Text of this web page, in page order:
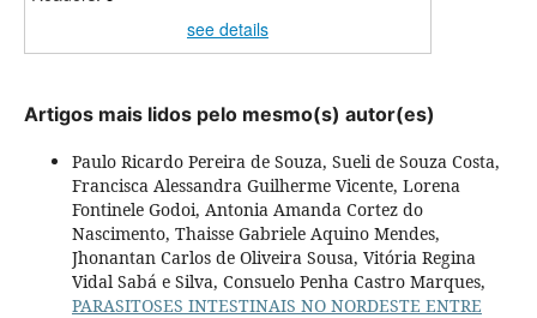
see details
Artigos mais lidos pelo mesmo(s) autor(es)
Paulo Ricardo Pereira de Souza, Sueli de Souza Costa,
Francisca Alessandra Guilherme Vicente, Lorena
Fontinele Godoi, Antonia Amanda Cortez do
Nascimento, Thaisse Gabriele Aquino Mendes,
Jhonantan Carlos de Oliveira Sousa, Vitória Regina
Vidal Sabá e Silva, Consuelo Penha Castro Marques,
PARASITOSES INTESTINAIS NO NORDESTE ENTRE